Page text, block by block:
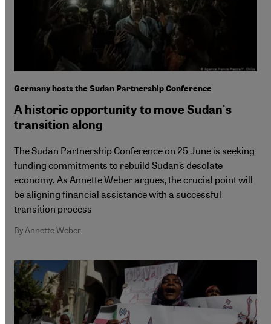
Germany hosts the Sudan Partnership Conference
A historic opportunity to move Sudan's
transition along
The Sudan Partnership Conference on 25 June is seeking
funding commitments to rebuild Sudan’s desolate
economy. As Annette Weber argues, the crucial point will
be aligning financial assistance with a successful
transition process
By Annette Weber